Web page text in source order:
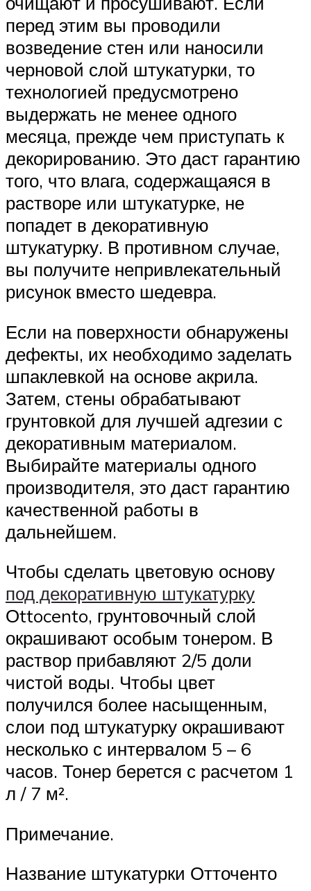
перед этим вы проводили
возведение стен или наносили
черновой слой штукатурки, то
технологией предусмотрено
выдержать не менее одного
месяца, прежде чем приступать к
декорированию. Это даст гарантию
того, что влага, содержащаяся в
растворе или штукатурке, не
попадет в декоративную
штукатурку. В противном случае,
вы получите непривлекательный
рисунок вместо шедевра.
Если на поверхности обнаружены
дефекты, их необходимо заделать
шпаклевкой на основе акрила.
Затем, стены обрабатывают
грунтовкой для лучшей адгезии с
декоративным материалом.
Выбирайте материалы одного
производителя, это даст гарантию
качественной работы в
дальнейшем.
Чтобы сделать цветовую основу
под декоративную штукатурку
Оttocento, грунтовочный слой
окрашивают особым тонером. В
раствор прибавляют 2/5 доли
чистой воды. Чтобы цвет
получился более насыщенным,
слои под штукатурку окрашивают
несколько с интервалом 5 – 6
часов. Тонер берется с расчетом 1
л / 7 м².
Примечание.
Название штукатурки Отточенто